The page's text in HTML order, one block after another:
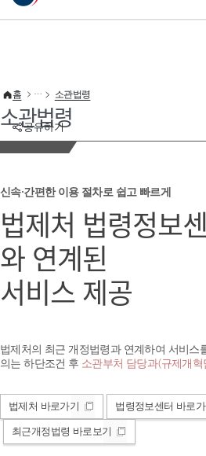
이 누리집은 대한민국 공식 전자정부 누리집입니다.
공유하기
홈 소관법령
소관법령
신속·간편한 이용 절차로 쉽고 빠르게
법제처 법령정보
와 연계된
서비스 제공
법제처의 최근 개정법령과 연계하여 서비스
의는 하단조건 후 소관부처 담당과(규제개혁
법제처 바로가기 법령정보센터 바로
최근개정법령 바로보기